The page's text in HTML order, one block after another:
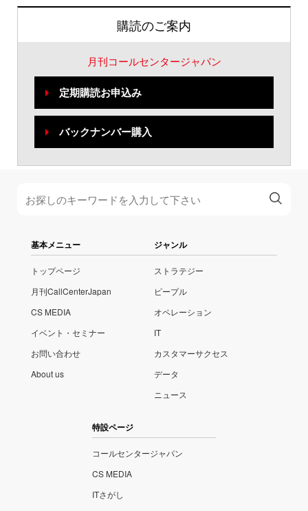
購読のご案内
月刊コールセンタージャパン
定期購読お申込み
バックナンバー購入
基本メニュー
トップページ
月刊CallCenterJapan
CS MEDIA
イベント・セミナー
お問い合わせ
About us
ジャンル
ストラテジー
ピープル
オペレーション
IT
カスタマーサクセス
データ
ニュース
特設ページ
コールセンタージャパン
CS MEDIA
ITさがし